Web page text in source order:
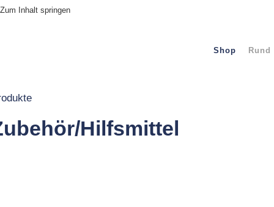
Zum Inhalt springen
Shop
Hilfsmittel